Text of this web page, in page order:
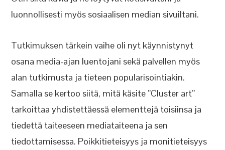
luonnollisesti myös sosiaalisen median sivuiltani.
Tutkimuksen tärkein vaihe oli nyt käynnistynyt
osana media-ajan luentojani sekä palvellen myös
alan tutkimusta ja tieteen popularisointiakin.
Samalla se kertoo siitä, mitä käsite ”Cluster art”
tarkoittaa yhdistettäessä elementtejä toisiinsa ja
tiedettä taiteeseen mediataiteena ja sen
tiedottamisessa. Poikkitieteisyys ja monitieteisyys